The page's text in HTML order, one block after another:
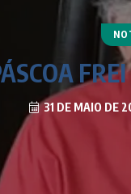
31 DE MAIO DE